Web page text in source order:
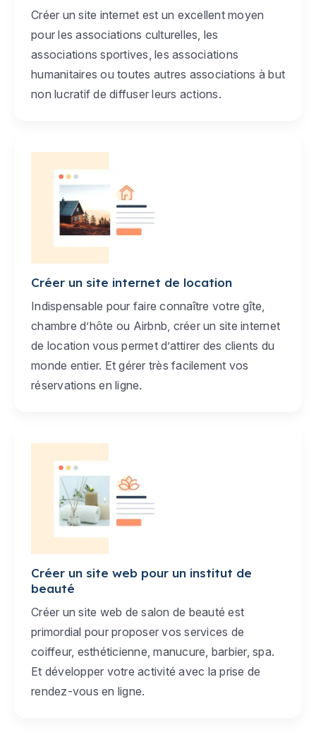
Créer un site internet est un excellent moyen
pour les associations culturelles, les
associations sportives, les associations
humanitaires ou toutes autres associations à but
non lucratif de diffuser leurs actions.
Créer un site internet de location
Indispensable pour faire connaître votre gîte,
chambre d’hôte ou Airbnb, créer un site internet
de location vous permet d’attirer des clients du
monde entier. Et gérer très facilement vos
réservations en ligne.
Créer un site web pour un institut de
beauté
Créer un site web de salon de beauté est
primordial pour proposer vos services de
coiffeur, esthéticienne, manucure, barbier, spa.
Et développer votre activité avec la prise de
rendez-vous en ligne.